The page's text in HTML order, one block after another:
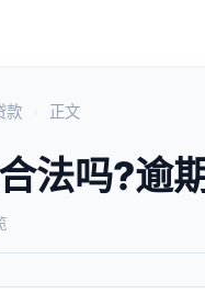
款 正文
法吗?逾